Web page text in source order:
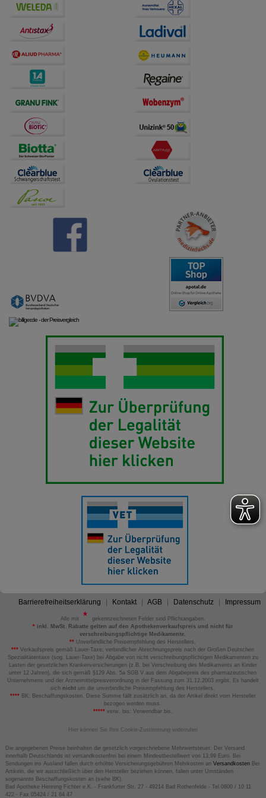
Bitte beachten Sie, dass Daten hierfür teilweise an
Dritte wie z.B. Google oder soziale Medien
übertragen werden.
Barrierefreiheitserklärung Kontakt AGB Datenschutz Impressum
Alle mit
gekennzeichneten Felder sind Pflichtangaben.
*inkl. MwSt. Rabatte gelten auf den Apothekenverkaufspreis und nicht für
verschreibungspflichtige Medikamente.
** Unverbindliche Preisempfehlung des Herstellers.
*** Verkaufspreis gemäß Lauer-Taxe; verbindlicher Abrechnungspreis nach der Großen Deutschen
Spezialitätentaxe (sog. Lauer-Taxe) bei Abgabe von nicht verschreibungspflichtigen Medikamenten zu
Lasten der gesetzlichen Krankenversicherungen (z.B. bei Verschreibung des Medikaments an Kinder
unter 12 Jahren), die sich gemäß §129 Abs. 5a SGB V aus dem Abgabepreis des pharmazeutischen
Unternehmens und der Arzneimittelpreisverordnung in der Fassung zum 31.12.2003 ergibt. Es handelt
sich nicht um die unverbindliche Preisempfehlung des Herstellers.
****BK: Beschaffungskosten. Diese Summe fällt zusätzlich an, da der Artikel direkt vom Hersteller
bezogen werden muss.
*****verw. bis: Verwendbar bis.
Hier können Sie Ihre Cookie-Zustimmung widerrufen
Die angegebenen Preise beinhalten die gesetzlich vorgeschriebene Mehrwertsteuer. Der Versand
innerhalb Deutschlands ist versandkostenfrei bei einem Mindestbestellwert von 13,99 Euro. Bei
Sendungen ins Ausland fallen durch erhöhte Versicherungsgebühren Mehrkosten an VersandkostenBei
Artikeln, die wir ausschließlich über den Hersteller beziehen können, fallen unter Umständen
sogenannte Beschaffungskosten an (siehe BK).
Bad Apotheke Henning Fichter e.K. - Frankfurter Str. 27 - 49214 Bad Rothenfelde - Tel 0800 / 10 11
422 - Fax 05424 / 21 64 47